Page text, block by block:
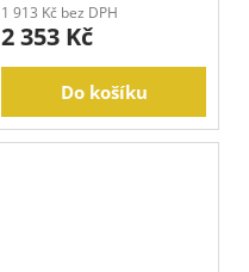
1 913 Kč bez DPH
2 353 Kč
Do košíku